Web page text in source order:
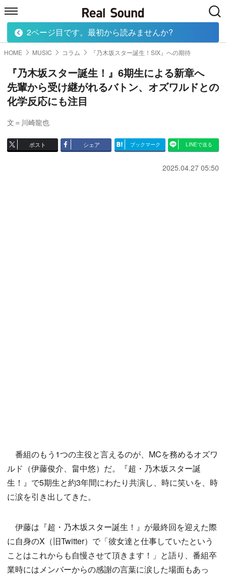
HOME MUSIC MOVIE TECH
HOME MUSIC コラム 『乃木坂スター誕生！SIX』への期待
『乃木坂スター誕生！』6期生による新章へ
先輩から受け継がれるバトン、オズワルドとの
化学反応にも注目
文＝川崎龍也
ポスト シェア ブックマーク LINEで送る
2025.04.27 05:50
番組のもう1つの主役と言えるのが、MCを務めるオズワ
ルド（伊藤俊介、畠中悠）だ。『超・乃木坂スター誕
生！』で5期生と約3年間にわたり共演し、時に笑いを、時
に涙を引き出してきた。
伊藤は『超・乃木坂スター誕生！』が最終回を迎えた際
に自身のX（旧Twitter）で「彼女達と仕事していたという
ことはこれからも自慢させて頂きます！」と語り、番組卒
業時にはメンバーからの感謝の言葉に涙した場面もあっ
2ページ目です。最初から読みませんか?